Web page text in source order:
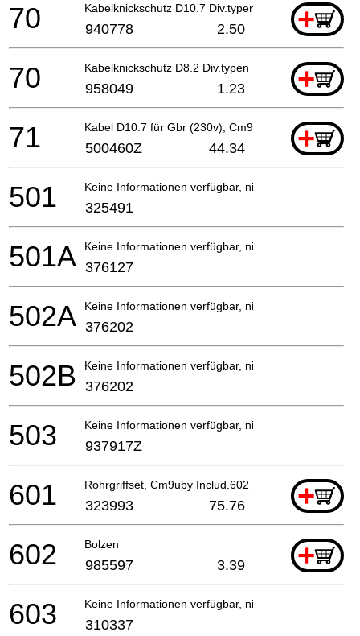
Kabelknickschutz D10.7 Div.typen, Cm9by, H41mb, G
+
70 940778 2.50
Kabelknickschutz D8.2 Div.typen H41mb, G23ss
+
70 958049 1.23
Kabel D10.7 für Gbr (230v), Cm9buby (cord Armor D
+
71 500460Z 44.34
Keine Informationen verfügbar, nicht bestellbar
501 325491
Keine Informationen verfügbar, nicht bestellbar
501A 376127
Keine Informationen verfügbar, nicht bestellbar
502A 376202
Keine Informationen verfügbar, nicht bestellbar
502B 376202
Keine Informationen verfügbar, nicht bestellbar
503 937917Z
Rohrgriffset, Cm9uby Includ.602 +
601 323993 75.76
Bolzen +
602 985597 3.39
Keine Informationen verfügbar, nicht bestellbar
603 310337